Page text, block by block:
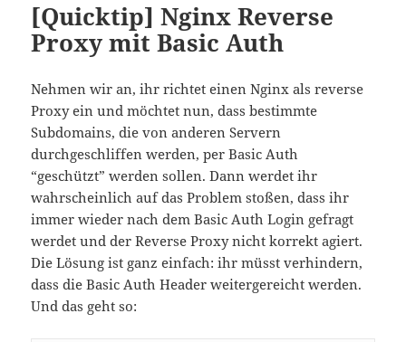
[Quicktip] Nginx Reverse
Proxy mit Basic Auth
Nehmen wir an, ihr richtet einen Nginx als reverse
Proxy ein und möchtet nun, dass bestimmte
Subdomains, die von anderen Servern
durchgeschliffen werden, per Basic Auth
“geschützt” werden sollen. Dann werdet ihr
wahrscheinlich auf das Problem stoßen, dass ihr
immer wieder nach dem Basic Auth Login gefragt
werdet und der Reverse Proxy nicht korrekt agiert.
Die Lösung ist ganz einfach: ihr müsst verhindern,
dass die Basic Auth Header weitergereicht werden.
Und das geht so: